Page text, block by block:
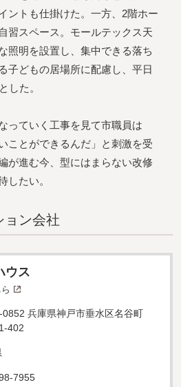
ントも仕掛けた。一方、2階ホー
習スペース。モールテックス天
照明を設置し、集中できる落ち
子どもの居場所に配慮し、平日
した。
っていく工事を見て市職員は
ことができるんだ」と刺激を受
が進む今、型にはまらない改修
したい。
ョン会社
ウス
0852 兵庫県神戸市垂水区名谷町
402
7955